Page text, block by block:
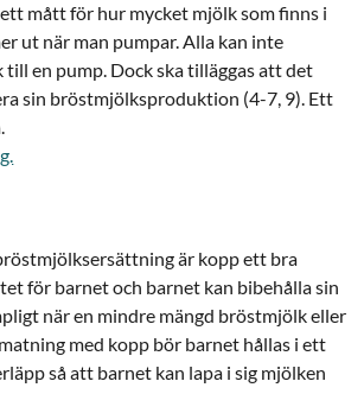
mått för hur mycket mjölk som finns i
ut när man pumpar. Alla kan inte
en pump. Dock ska tilläggas att det
sin bröstmjölksproduktion (4-7, 9). Ett
är kopp ett bra
för barnet och barnet kan bibehålla sin
när en mindre mängd bröstmjölk eller
med kopp bör barnet hållas i ett
så att barnet kan lapa i sig mjölken